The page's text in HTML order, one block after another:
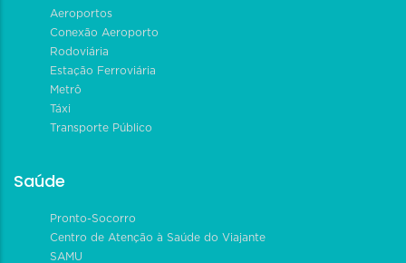
Aeroportos
Conexão Aeroporto
Rodoviária
Estação Ferroviária
Metrô
Táxi
Transporte Público
Saúde
Pronto-Socorro
Centro de Atenção à Saúde do Viajante
SAMU